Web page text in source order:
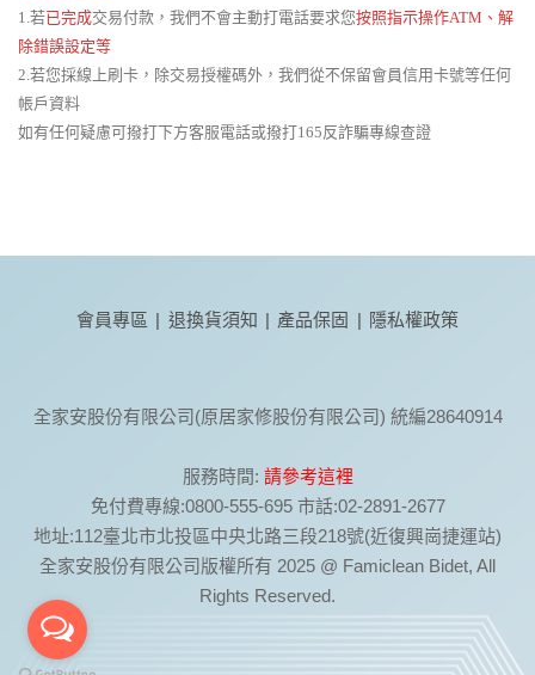
1.若已完成交易付款，我們不會主動打電話要求您按照指示操作ATM、解
除錯誤設定等
2.若您採線上刷卡，除交易授權碼外，我們從不保留會員信用卡號等任何
帳戶資料
如有任何疑慮可撥打下方客服電話或撥打165反詐騙專線查證
會員專區 | 退換貨須知 | 產品保固 | 隱私權政策
全家安股份有限公司(原居家修股份有限公司) 統編28640914
服務時間: 請參考這裡
免付費專線:0800-555-695 市話:02-2891-2677
地址:112臺北市北投區中央北路三段218號(近復興崗捷運站)
全家安股份有限公司版權所有 2025 @ Famiclean Bidet, All
Rights Reserved.